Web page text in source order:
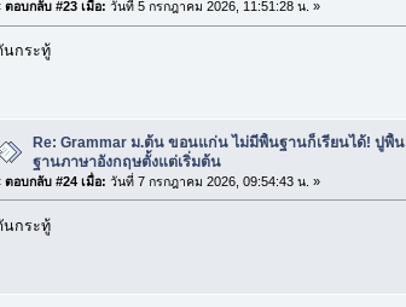
ตอบกลับ #23 เมื่อ: วันที่ 5 กรกฎาคม 2026, 11:51:28 น. »
นกระทู้
Re: Grammar ม.ต้น ขอนแก่น ไม่มีพื้นฐานก็เรียนได้! ปูพื้น
ฐานภาษาอังกฤษตั้งแต่เริ่มต้น
ตอบกลับ #24 เมื่อ: วันที่ 7 กรกฎาคม 2026, 09:54:43 น. »
นกระทู้